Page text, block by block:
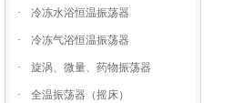
· 冷冻水浴恒温振荡器
· 冷冻气浴恒温振荡器
· 旋涡、微量、药物振荡器
· 全温振荡器（摇床）